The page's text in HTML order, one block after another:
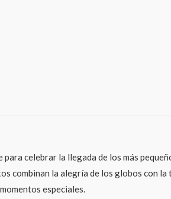
celebrar la llegada de los más
combinan la alegría de los globos con la
especiales.